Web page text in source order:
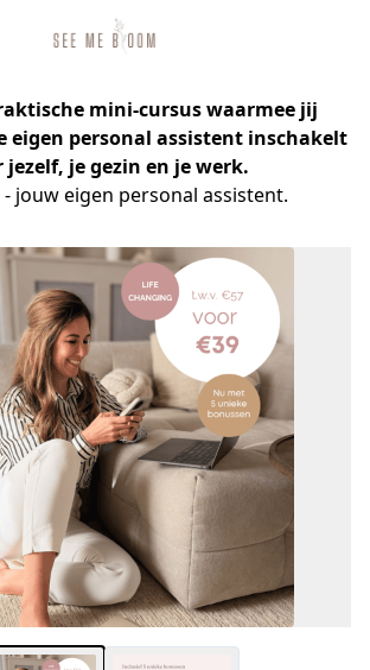
mini-cursus waarmee jij
eigen personal assistent inschakelt
jezelf, je gezin en je werk.
- jouw eigen personal assistent.